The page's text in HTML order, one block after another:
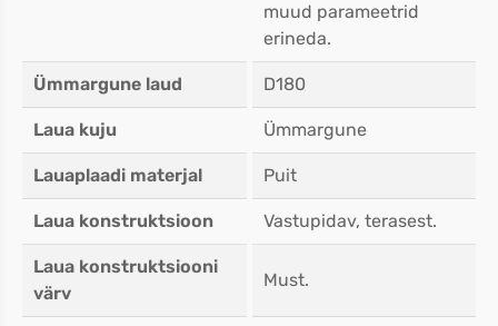
muud parameetrid
erineda.
Ümmargune laud D180
Laua kuju Ümmargune
Lauaplaadi materjal Puit
Laua konstruktsioon Vastupidav, terasest.
Laua konstruktsiooni
värv
Must.